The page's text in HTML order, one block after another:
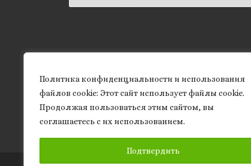
Политика конфиденциальности и использования
файлов сookie: Этот сайт использует файлы cookie.
Продолжая пользоваться этим сайтом, вы
соглашаетесь с их использованием.
Подтвердить